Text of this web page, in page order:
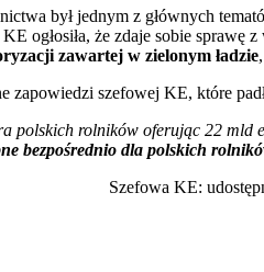
był jednym z głównych
ogłosiła, że zdaje sobie
zawartej w zielonym ładzie
zapowiedzi szefowej KE, które
polskich rolników oferując 22 mld
bezpośrednio dla polskich
Szefowa KE: